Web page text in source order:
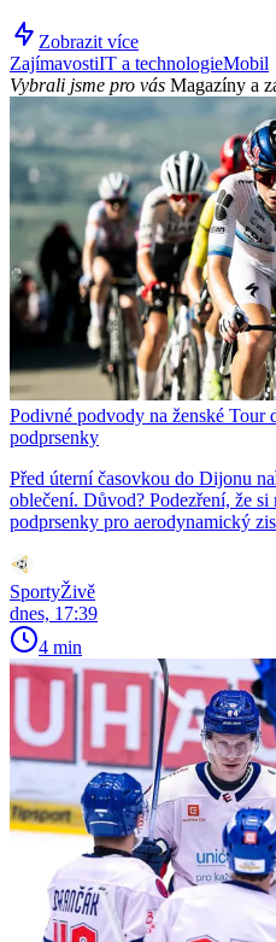
Zobrazit více
ZajímavostiIT a technologieMobil
Vybrali jsme pro vás Magazíny a
Podivné podvody na ženské Tour
podprsenky
Před úterní časovkou do Dijonu
oblečení. Důvod? Podezření, že
podprsenky pro aerodynamický
SportyŽivě
dnes, 17:39
4 min